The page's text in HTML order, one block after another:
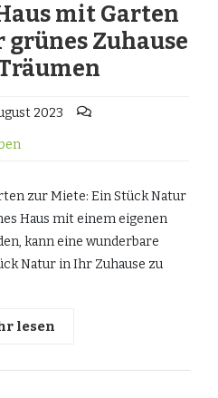
mit Garten
grünes Zuhause
2023
zur Miete: Ein Stück Natur
Haus mit einem eigenen
kann eine wunderbare
Natur in Ihr Zuhause zu
lesen